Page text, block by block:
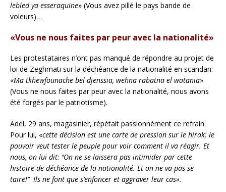
lebled ya esseraquine» (Vous avez pillé le pays bande de
voleurs)…
«Vous ne nous faites par peur avec la nationalité»
Les protestataires n’ont pas manqué de répondre au projet de
loi de Zeghmati sur la déchéance de la nationalité en scandan:
«Ma tkhewfounache bel djenssia, wehna rabatna el watania»
(Vous ne nous faites par peur avec la nationalité, nous avons
été forgés par le patriotisme).
Adel, 29 ans, magasinier, répétait passionnément ce refrain.
Pour lui, «cette décision est une carte de pression sur le hirak; le
pouvoir veut tester le peuple pour voir comment il va réagir. Et
nous, on lui dit: ‘‘On ne se laissera pas intimider par cette
histoire de déchéance de la nationalité. Et on ne va pas se
taire!’’ Ils ne font que s’enfoncer et aggraver leur cas».